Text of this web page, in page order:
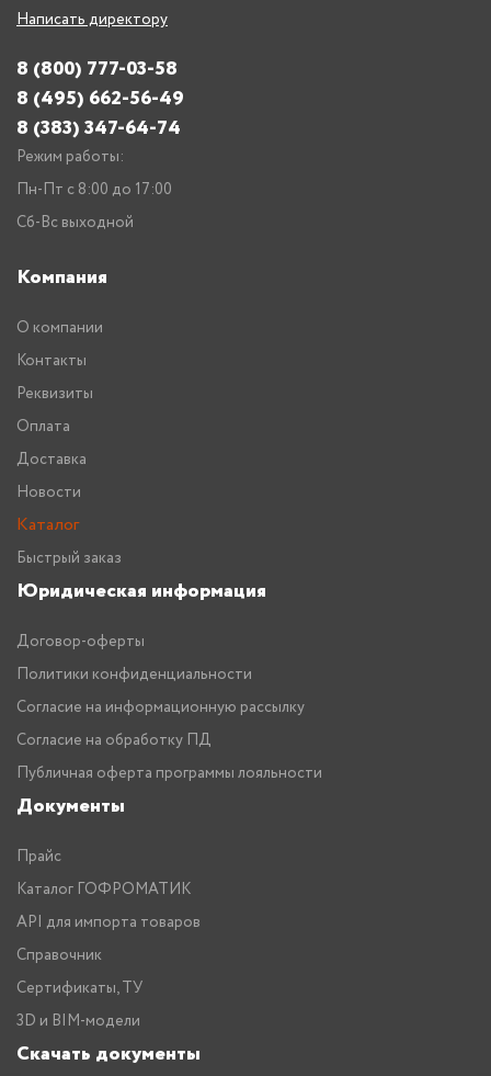
Написать директору
8 (800) 777-03-58
8 (495) 662-56-49
8 (383) 347-64-74
Режим работы:
Пн-Пт с 8:00 до 17:00
Сб-Вс выходной
Компания
О компании
Контакты
Реквизиты
Оплата
Доставка
Новости
Каталог
Быстрый заказ
Юридическая информация
Договор-оферты
Политики конфиденциальности
Согласие на информационную рассылку
Согласие на обработку ПД
Публичная оферта программы лояльности
Документы
Прайс
Каталог ГОФРОМАТИК
API для импорта товаров
Справочник
Сертификаты, ТУ
3D и BIM-модели
Скачать документы